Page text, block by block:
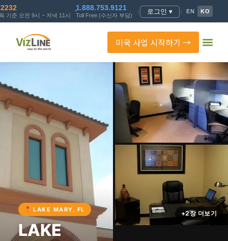
기준 오전 9시 ~ 저녁 11시
1.888.753.9121
Toll Free (수신자 부담)
| 로그인 ▾ | EN KO
미국 사업 시작하기 →
LAKE MARY, FL
LAKE
+2장 더보기